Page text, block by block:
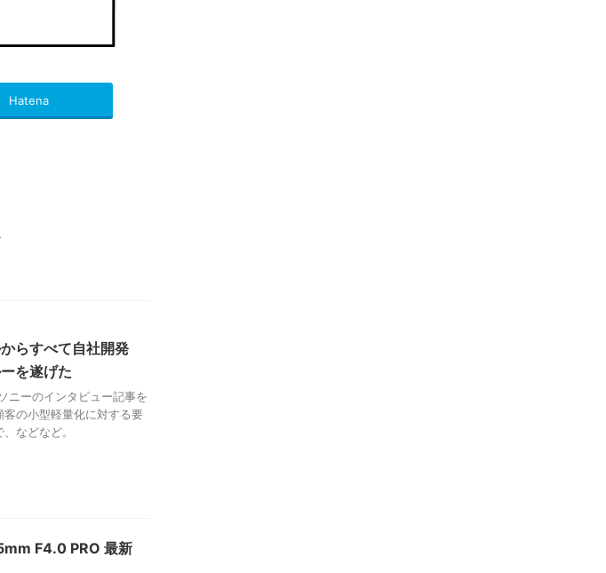
Hatena
らすべて自社開発
を遂げた
ニーのインタビュー記事を
の小型軽量化に対する要
などなど。
F4.0 PRO 最新